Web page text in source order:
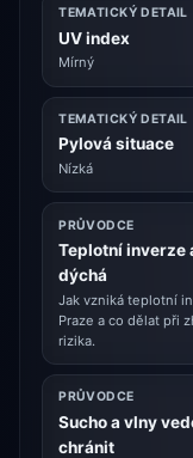
TEMATICKÝ DETAIL
UV index
Mírný
TEMATICKÝ DETAIL
Pylová situace
Nízká
PRŮVODCE
Teplotní inverze
dýchá
Jak vzniká teplotní
Praze a co dělat při
rizika.
PRŮVODCE
Sucho a vlny
chránit